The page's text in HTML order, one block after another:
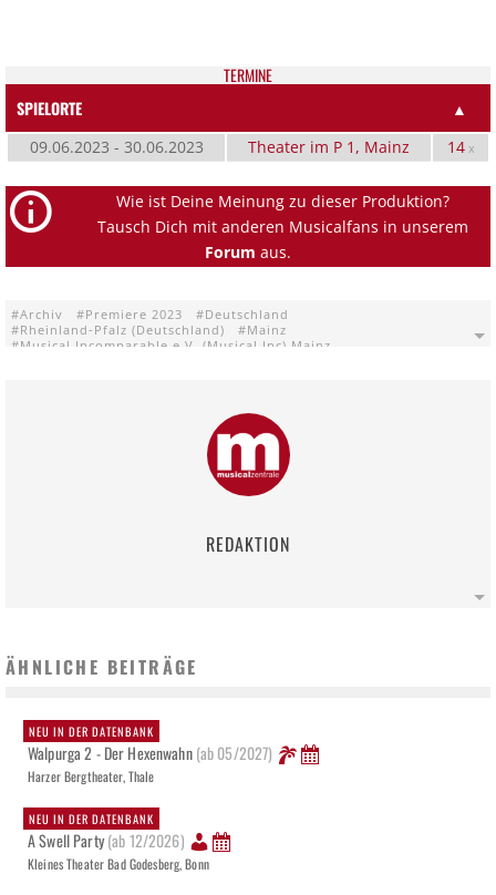
TER­MI­NE
SPIELORTE
▲
09.06.2023 - 30.06.2023 Theater im P 1, Mainz 14x
Wie ist Deine Meinung zu dieser Produktion?
Tausch Dich mit anderen Musicalfans in unserem
Forum aus.
Archiv Premiere 2023
Deutschland
Rheinland-Pfalz (Deutschland)
Mainz
Musical Incomparable e.V. (Musical Inc) Mainz
REDAKTION
ÄHNLICHE BEITRÄGE
NEU IN DER DATENBANK
Walpurga 2 - Der Hexenwahn(ab 05/2027)
Harzer Bergtheater, Thale
NEU IN DER DATENBANK
A Swell Party(ab 12/2026)
Kleines Theater Bad Godesberg, Bonn